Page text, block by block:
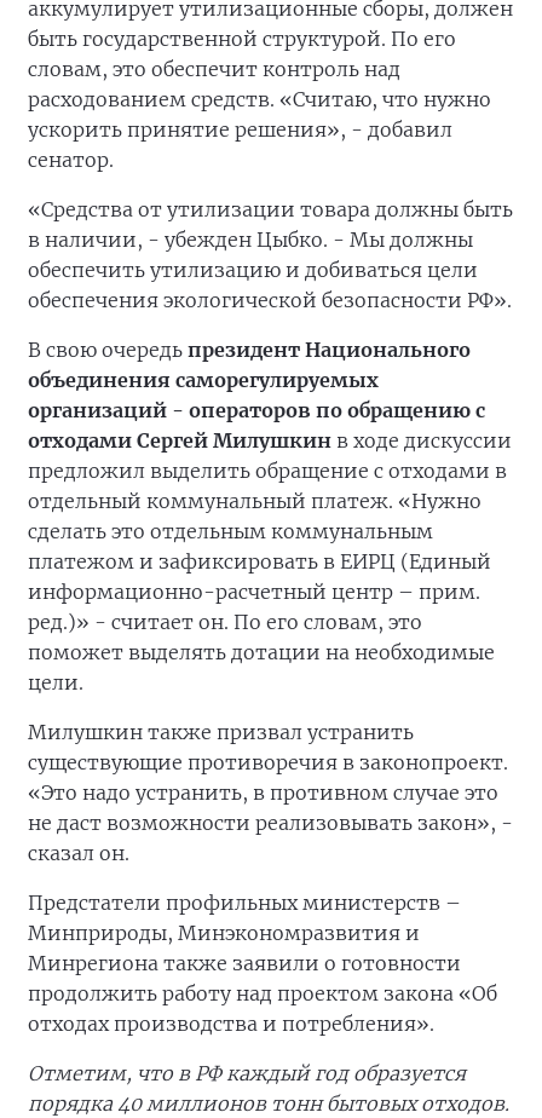
аккумулирует утилизационные сборы, должен
быть государственной структурой. По его
словам, это обеспечит контроль над
расходованием средств. «Считаю, что нужно
ускорить принятие решения», - добавил
сенатор.
«Средства от утилизации товара должны быть
в наличии, - убежден Цыбко. - Мы должны
обеспечить утилизацию и добиваться цели
обеспечения экологической безопасности РФ».
В свою очередь президент Национального
объединения саморегулируемых
организаций - операторов по обращению с
отходами Сергей Милушкин в ходе дискуссии
предложил выделить обращение с отходами в
отдельный коммунальный платеж. «Нужно
сделать это отдельным коммунальным
платежом и зафиксировать в ЕИРЦ (Единый
информационно-расчетный центр – прим.
ред.)» - считает он. По его словам, это
поможет выделять дотации на необходимые
цели.
Милушкин также призвал устранить
существующие противоречия в законопроект.
«Это надо устранить, в противном случае это
не даст возможности реализовывать закон», -
сказал он.
Предстатели профильных министерств –
Минприроды, Минэкономразвития и
Минрегиона также заявили о готовности
продолжить работу над проектом закона «Об
отходах производства и потребления».
Отметим, что в РФ каждый год образуется
порядка 40 миллионов тонн бытовых отходов.